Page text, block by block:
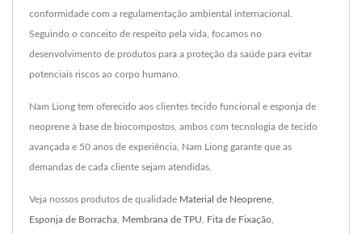
conformidade com a regulamentação ambiental internacional.
Seguindo o conceito de respeito pela vida, focamos no
desenvolvimento de produtos para a proteção da saúde para evitar
potenciais riscos ao corpo humano.
Nam Liong tem oferecido aos clientes tecido funcional e esponja de
neoprene à base de biocompostos, ambos com tecnologia de tecido
avançada e 50 anos de experiência, Nam Liong garante que as
demandas de cada cliente sejam atendidas.
Veja nossos produtos de qualidade Material de Neoprene
Esponja de Borracha Membrana de TPU Fita de Fixação